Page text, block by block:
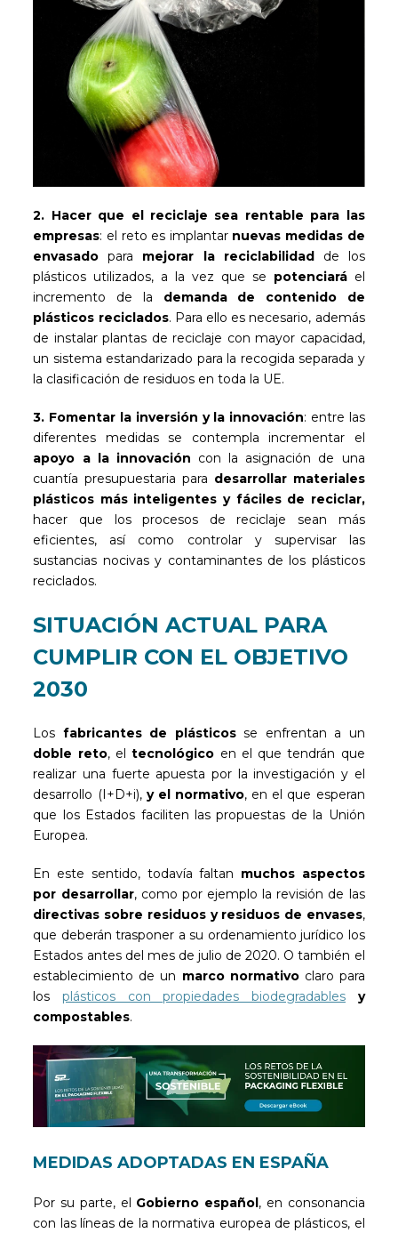
2. Hacer que el reciclaje sea rentable para las
empresas: el reto es implantar nuevas medidas de
envasado para mejorar la reciclabilidadde los
plásticos utilizados, a la vez que se potenciaráel
incremento de la demanda de contenido de
plásticos reciclados. Para ello es necesario, además
de instalar plantas de reciclaje con mayor capacidad,
un sistema estandarizado para la recogida separada y
la clasificación de residuos en toda la UE.
3. Fomentar la inversión y la innovación: entre las
diferentes medidas se contempla incrementar el
apoyo a la innovación con la asignación de una
cuantía presupuestaria para desarrollar materiales
plásticos más inteligentes y fáciles de reciclar,
hacer que los procesos de reciclaje sean más
eficientes, así como controlar y supervisar las
sustancias nocivas y contaminantes de los plásticos
reciclados.
SITUACIÓN ACTUAL PARA
CUMPLIR CON EL OBJETIVO
2030
Los fabricantes de plásticosse enfrentan a un
doble reto, el tecnológico en el que tendrán que
realizar una fuerte apuesta por la investigación y el
desarrollo (I+D+i), y el normativo, en el que esperan
que los Estados faciliten las propuestas de la Unión
Europea.
En este sentido, todavía faltan muchos aspectos
por desarrollar, como por ejemplo la revisión de las
directivas sobre residuos y residuos de envases,
que deberán trasponer a su ordenamiento jurídico los
Estados antes del mes de julio de 2020. O también el
establecimiento de un marco normativoclaro para
losplásticos con propiedades biodegradablesy
compostables.
MEDIDAS ADOPTADAS EN ESPAÑA
Por su parte, el Gobierno español , en consonancia
con las líneas de la normativa europea de plásticos, el